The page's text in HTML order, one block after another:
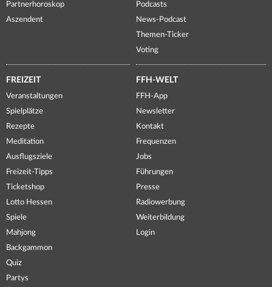
Partnerhoroskop
Aszendent
Podcasts
News-Podcast
Themen-Ticker
Voting
FREIZEIT
Veranstaltungen
Spielplätze
Rezepte
Meditation
Ausflugsziele
Freizeit-Tipps
Ticketshop
Lotto Hessen
Spiele
Mahjong
Backgammon
Quiz
Partys
FFH-WELT
FFH-App
Newsletter
Kontakt
Frequenzen
Jobs
Führungen
Presse
Radiowerbung
Weiterbildung
Login